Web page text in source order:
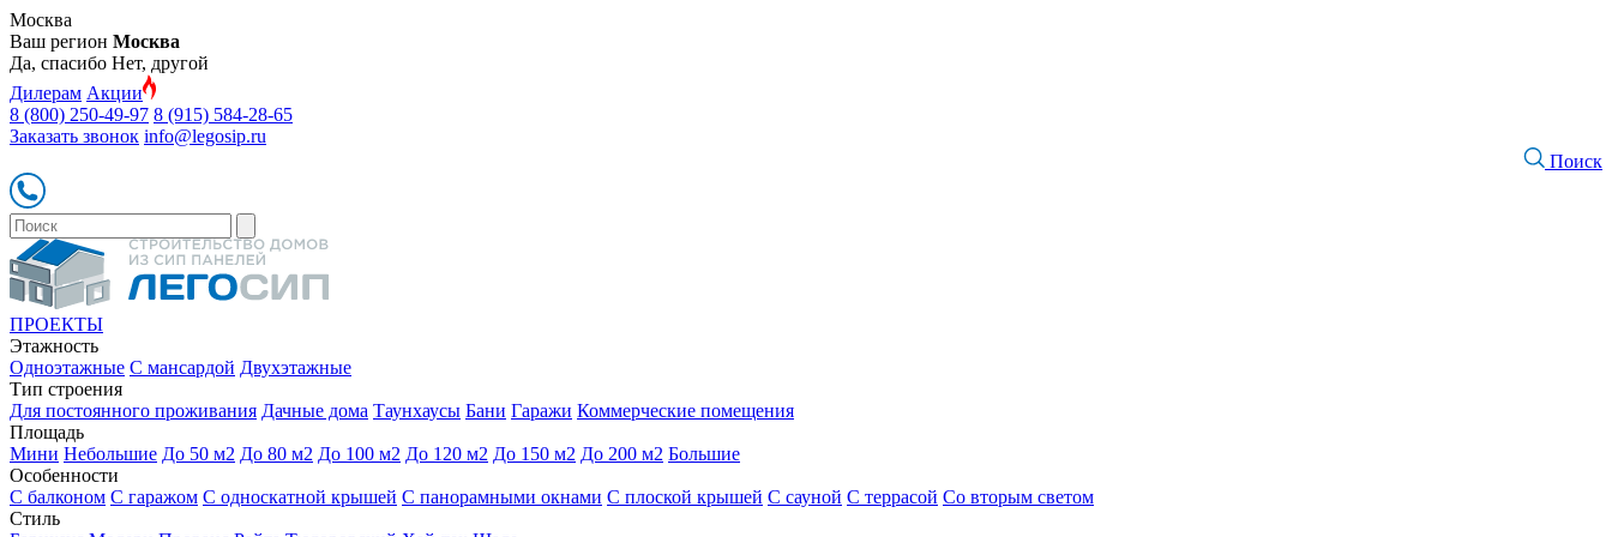
Москва
Ваш регион Москва
Да, спасибо Нет, другой
Дилерам Акции
8 (800) 250-49-97 8 (915) 584-28-65
Заказать звонок info@legosip.ru
Поиск
ПРОЕКТЫ
Этажность
Одноэтажные С мансардой Двухэтажные
Тип строения
Для постоянного проживания Дачные дома Таунхаусы Бани Гаражи Коммерческие помещения
Площадь
Мини Небольшие До 50 м2 До 80 м2 До 100 м2 До 120 м2 До 150 м2 До 200 м2 Большие
Особенности
С балконом С гаражом С односкатной крышей С панорамными окнами С плоской крышей С сауной С террасой Со вторым светом
Стиль